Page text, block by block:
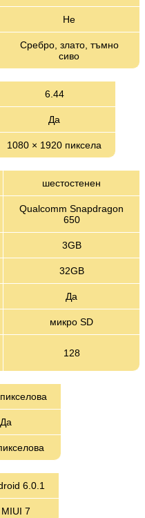
Не
Сребро, злато, тъмно
сиво
6.44
Да
1080 × 1920 пиксела
шестостенен
Qualcomm Snapdragon
650
3GB
32GB
Да
микро SD
128
Да
6.0.1
MIUI 7